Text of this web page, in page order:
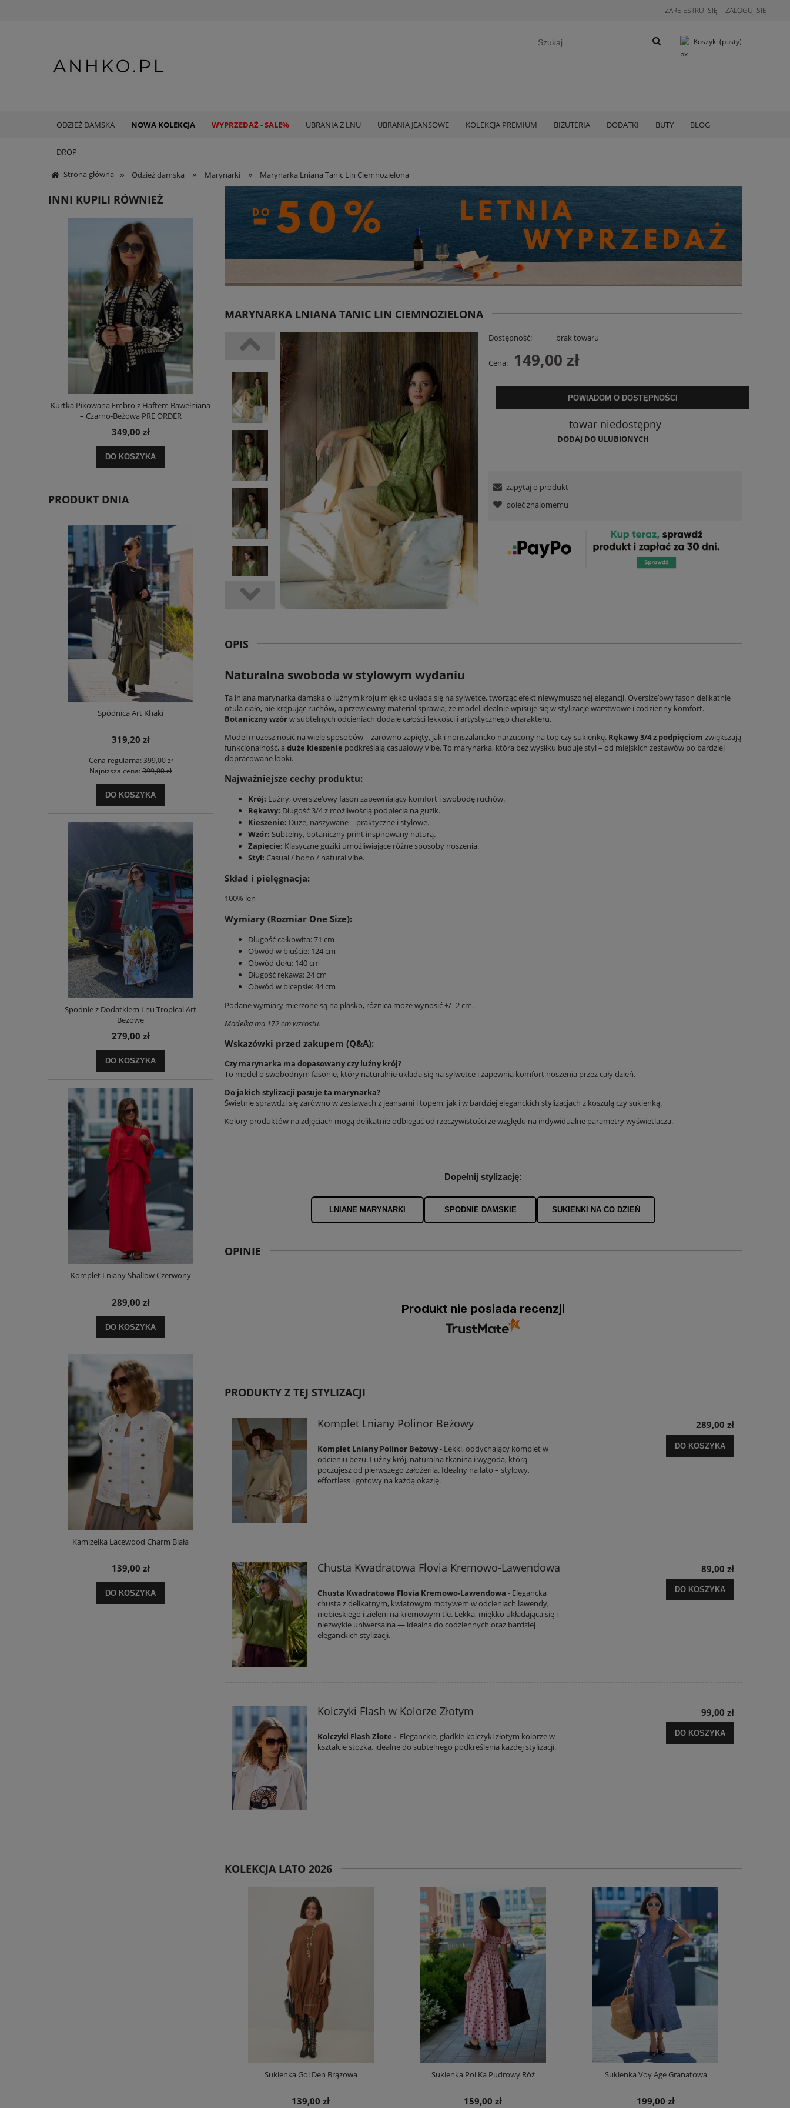
ZAREJESTRUJ SIĘ ZALOGUJ SIĘ
Koszyk: (pusty)
ODZIEŻ DAMSKA NOWA KOLEKCJA WYPRZEDAŻ - SALE% UBRANIA Z LNU UBRANIA JEANSOWE KOLEKCJA PREMIUM BIŻUTERIA DODATKI BUTY BLOG
DROP
Strona główna » Odzież damska » Marynarki » Marynarka Lniana Tanic Lin Ciemnozielona
INNI KUPILI RÓWNIEŻ
Kurtka Pikowana Embro z Haftem Bawełniana
– Czarno-Beżowa PRE ORDER
349,00 zł
DO KOSZYKA
Spodnie RelaxFit Czerwone
DO KOSZYKA
Sukienka Judi Stripe Różowo-Czerwona
129,00 zł
POWIADOM O DOSTĘPNOŚCI
Sukienka Lniana Charllote Bloom Taupe
199,00 zł
PRODUKT DNIA
Spódnica Art Khaki
319,20 zł
Cena regularna:399,00 zł
Najniższa cena: 399,00 zł
DO KOSZYKA
Spodnie z Dodatkiem Lnu Tropical Art
Beżowe
279,00 zł
DO KOSZYKA
Komplet Lniany Shallow Czerwony
289,00 zł
DO KOSZYKA
Kamizelka Lacewood Charm Biała
139,00 zł
DO KOSZYKA
MARYNARKA LNIANA TANIC LIN CIEMNOZIELONA
Dostępność: brak towaru
Cena: 149,00 zł
POWIADOM O DOSTĘPNOŚCI
towar niedostępny
DODAJ DO ULUBIONYCH
zapytaj o produkt
poleć znajomemu
OPIS
Naturalna swoboda w stylowym wydaniu
Ta lniana marynarka damska o luźnym kroju miękko układa się na sylwetce, tworząc efekt niewymuszonej elegancji. Oversize’owy fason delikatnie
otula ciało, nie krępując ruchów, a przewiewny materiał sprawia, że model idealnie wpisuje się w stylizacje warstwowe i codzienny komfort.
Botaniczny wzórw subtelnych odcieniach dodaje całości lekkości i artystycznego charakteru.
Model możesz nosić na wiele sposobów – zarówno zapięty, jak i nonszalancko narzucony na top czy sukienkę. Rękawy 3/4 z podpięciem zwiększają
funkcjonalność, a duże kieszenie podkreślają casualowy vibe. To marynarka, która bez wysiłku buduje styl – od miejskich zestawów po bardziej
dopracowane looki.
Najważniejsze cechy produktu:
Krój: Luźny, oversize’owy fason zapewniający komfort i swobodę ruchów.
Rękawy: Długość 3/4 z możliwością podpięcia na guzik.
Kieszenie: Duże, naszywane – praktyczne i stylowe.
Wzór: Subtelny, botaniczny print inspirowany naturą.
Zapięcie: Klasyczne guziki umożliwiające różne sposoby noszenia.
Styl: Casual / boho / natural vibe.
Skład i pielęgnacja:
100% len
Wymiary (Rozmiar One Size):
Długość całkowita: 71 cm
Obwód w biuście: 124 cm
Obwód dołu: 140 cm
Długość rękawa: 24 cm
Obwód w bicepsie: 44 cm
Podane wymiary mierzone są na płasko, różnica może wynosić +/- 2 cm.
Modelka ma 172 cm wzrostu.
Wskazówki przed zakupem (Q&A):
Czy marynarka ma dopasowany czy luźny krój?
To model o swobodnym fasonie, który naturalnie układa się na sylwetce i zapewnia komfort noszenia przez cały dzień.
Do jakich stylizacji pasuje ta marynarka?
Świetnie sprawdzi się zarówno w zestawach z jeansami i topem, jak i w bardziej eleganckich stylizacjach z koszulą czy sukienką.
Kolory produktów na zdjęciach mogą delikatnie odbiegać od rzeczywistości ze względu na indywidualne parametry wyświetlacza.
Dopełnij stylizację:
LNIANE MARYNARKI SPODNIE DAMSKIE SUKIENKI NA CO DZIEŃ
OPINIE
Produkt nie posiada recenzji
PRODUKTY Z TEJ STYLIZACJI
Komplet Lniany Polinor Beżowy
Komplet Lniany Polinor Beżowy - Lekki, oddychający komplet w
odcieniu beżu. Luźny krój, naturalna tkanina i wygoda, którą
poczujesz od pierwszego założenia. Idealny na lato – stylowy,
effortless i gotowy na każdą okazję.
289,00 zł
DO KOSZYKA
Chusta Kwadratowa Flovia Kremowo-Lawendowa
Chusta Kwadratowa Flovia Kremowo-Lawendowa - Elegancka
chusta z delikatnym, kwiatowym motywem w odcieniach lawendy,
niebieskiego i zieleni na kremowym tle. Lekka, miękko układająca się i
niezwykle uniwersalna — idealna do codziennych oraz bardziej
eleganckich stylizacji.
89,00 zł
DO KOSZYKA
Kolczyki Flash w Kolorze Złotym
Kolczyki Flash Złote - Eleganckie, gładkie kolczyki złotym kolorze w
kształcie stożka, idealne do subtelnego podkreślenia każdej stylizacji.
99,00 zł
DO KOSZYKA
KOLEKCJA LATO 2026
Sukienka Gol Den Brązowa
139,00 zł
Sukienka Pol Ka Pudrowy Róż
159,00 zł
Sukienka Voy Age Granatowa
199,00 zł